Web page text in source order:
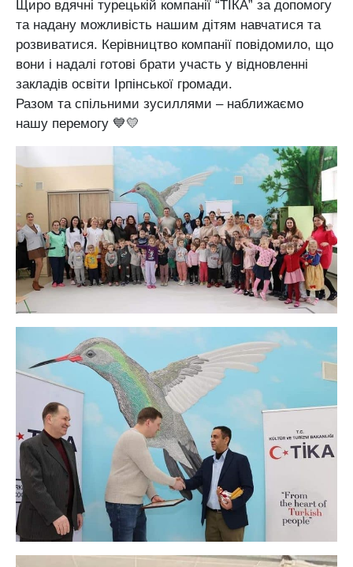
Щиро вдячні турецькій компанії “ТІКА” за допомогу
та надану можливість нашим дітям навчатися та
розвиватися. Керівництво компанії повідомило, що
вони і надалі готові брати участь у відновленні
закладів освіти Ірпінської громади.
Разом та спільними зусиллями – наближаємо
нашу перемогу 💙💛